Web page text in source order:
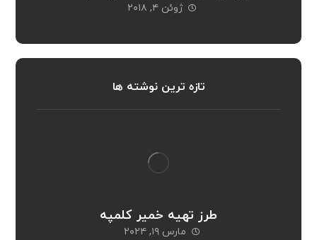
ژوئن ۴, ۲۰۱۸
تازه ترین نوشته ها
طرز تهیه خمیر کلمپه
مارس ۱۹, ۲۰۲۴